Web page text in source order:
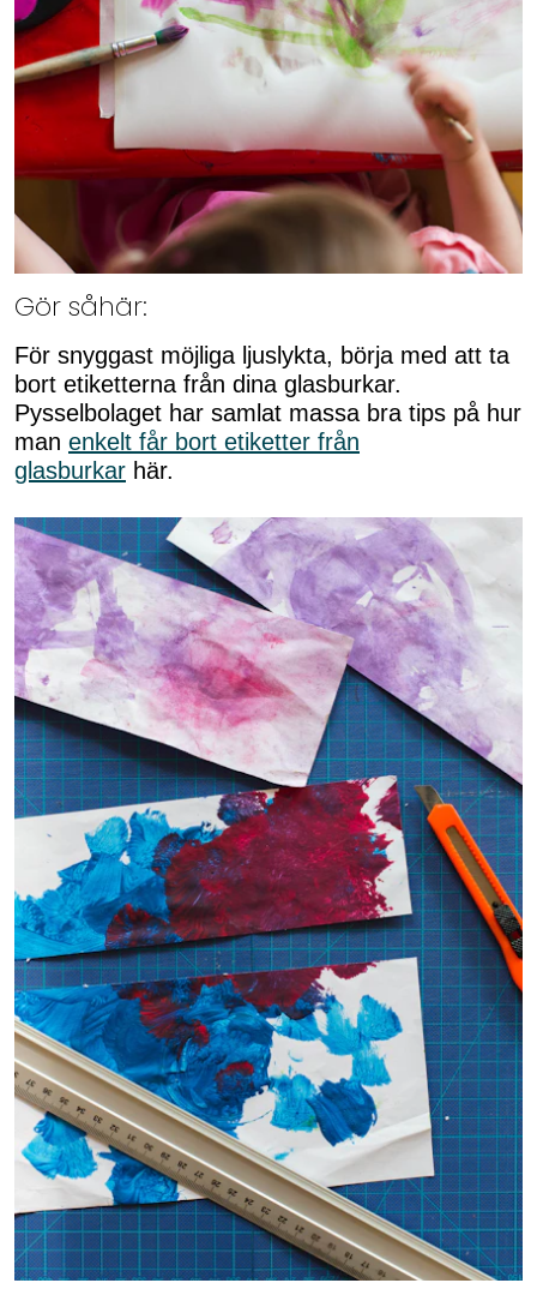
Gör såhär:
För snyggast möjliga ljuslykta, börja med att ta
bort etiketterna från dina glasburkar.
Pysselbolaget har samlat massa bra tips på hur
man enkelt får bort etiketter från
glasburkar här.